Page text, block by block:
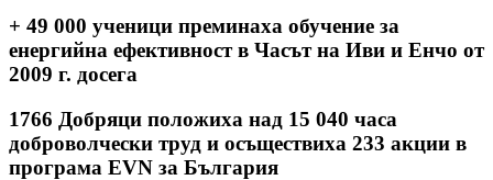
+ 49 000 ученици преминаха обучение за
енергийна ефективност в Часът на Иви и Енчо от
2009 г. досега
1766 Добряци положиха над 15 040 часа
доброволчески труд и осъществиха 233 акции в
програма EVN за България